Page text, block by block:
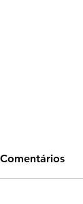
Comentários